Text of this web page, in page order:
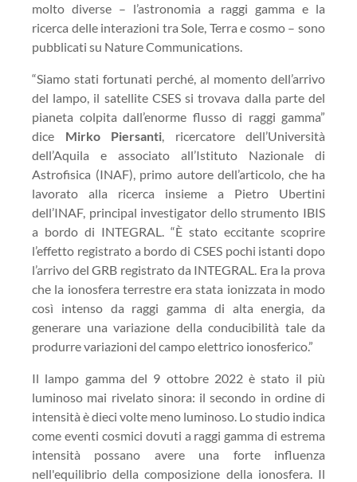
molto diverse – l’astronomia a raggi gamma e la
ricerca delle interazioni tra Sole, Terra e cosmo – sono
pubblicati su Nature Communications.
“Siamo stati fortunati perché, al momento dell’arrivo
del lampo, il satellite CSES si trovava dalla parte del
pianeta colpita dall’enorme flusso di raggi gamma”
dice Mirko Piersanti, ricercatore dell’Università
dell’Aquila e associato all’Istituto Nazionale di
Astrofisica (INAF), primo autore dell’articolo, che ha
lavorato alla ricerca insieme a Pietro Ubertini
dell’INAF, principal investigator dello strumento IBIS
a bordo di INTEGRAL. “È stato eccitante scoprire
l’effetto registrato a bordo di CSES pochi istanti dopo
l’arrivo del GRB registrato da INTEGRAL. Era la prova
che la ionosfera terrestre era stata ionizzata in modo
così intenso da raggi gamma di alta energia, da
generare una variazione della conducibilità tale da
produrre variazioni del campo elettrico ionosferico.”
Il lampo gamma del 9 ottobre 2022 è stato il più
luminoso mai rivelato sinora: il secondo in ordine di
intensità è dieci volte meno luminoso. Lo studio indica
come eventi cosmici dovuti a raggi gamma di estrema
intensità possano avere una forte influenza
nell'equilibrio della composizione della ionosfera. Il